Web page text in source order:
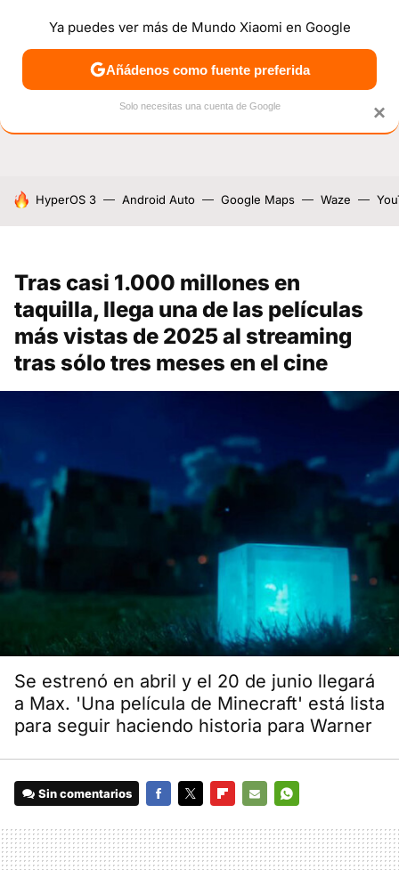
NOTICIAS MÓVILES TUTORIALES OFERTAS
HOY SE HABLA DE
HyperOS 3 Android Auto Google Maps Waze
Tras casi 1.000 millones en
taquilla, llega una de las películas
más vistas de 2025 al streaming
tras sólo tres meses en el cine
Se estrenó en abril y el 20 de junio llegará
a Max. 'Una película de Minecraft' está lista
para seguir haciendo historia para Warner
Sin comentarios
MAIL
×
Ya puedes ver más de Mundo Xiaomi en Google
Añádenos como fuente preferida
Solo necesitas una cuenta de Google